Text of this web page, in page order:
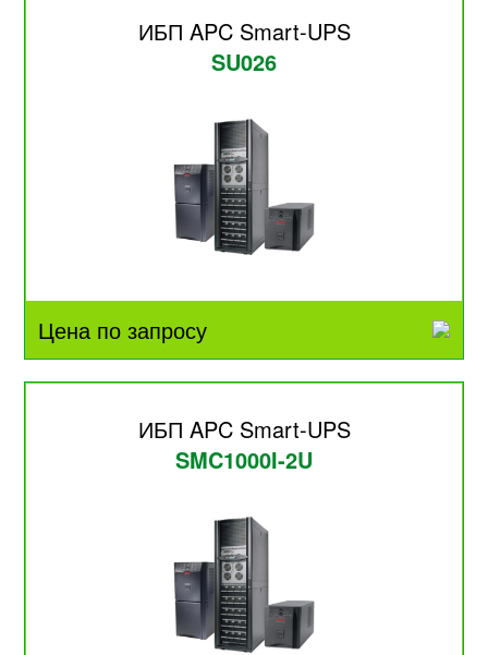
ИБП APC Smart-UPS
SU026
Цена по запросу
ИБП APC Smart-UPS
SMC1000I-2U